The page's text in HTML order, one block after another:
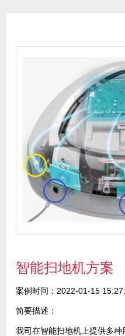
智能扫地机方案
案例时间：2022-01-15
简要描述：
我司在智能扫地机上提供多